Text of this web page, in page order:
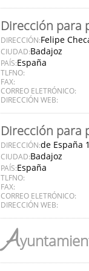
Dirección para
DIRECCIÓN:Felipe
CIUDAD:Badajoz
PAÍS:España
TLFNO:
FAX:
CORREO ELETRÓNICO:
DIRECCIÓN WEB:
Dirección para
DIRECCIÓN:de España 1
CIUDAD:Badajoz
PAÍS:España
TLFNO:
FAX:
CORREO ELETRÓNICO:
DIRECCIÓN WEB:
A